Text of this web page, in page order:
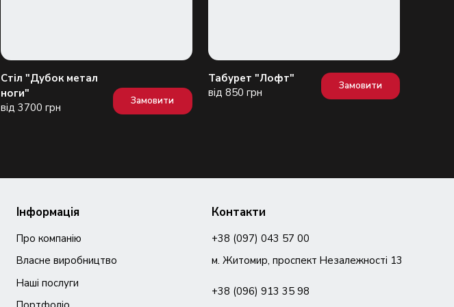
Стіл "Дубок метал
ноги"
від 3700 грн
Замовити
Табурет "Лофт"
від 850 грн
Замовити
Інформація
Про компанію
Власне виробництво
Наші послуги
Контакти
+38 (097) 043 57 00
м. Житомир, проспект Незалежності 13
+38 (096) 913 35 98